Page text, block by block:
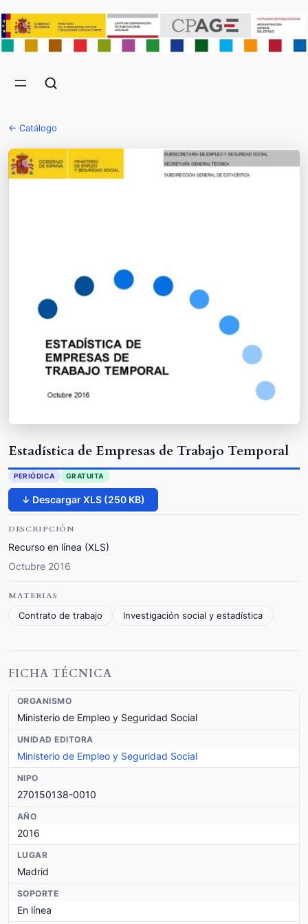
← Catálogo
Estadística de Empresas de Trabajo Temporal
PERIÓDICA GRATUITA
↓ Descargar XLS (250 KB)
DESCRIPCIÓN
Recurso en línea (XLS)
Octubre 2016
MATERIAS
Contrato de trabajo
Investigación social y estadística
FICHA TÉCNICA
ORGANISMO
Ministerio de Empleo y Seguridad Social
UNIDAD EDITORA
Ministerio de Empleo y Seguridad Social
NIPO
270150138-0010
AÑO
2016
LUGAR
Madrid
SOPORTE
En línea